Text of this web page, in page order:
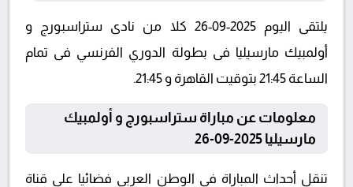
يلتقى اليوم 2025-09-26 كلا من نادى ستراسبورج و
أولمبيك مارسيليا فى بطولة الدوري الفرنسي فى تمام
الساعة 21:45 بتوقيت القاهرة و 21:45.
معلومات عن مباراة ستراسبورج و أولمبيك
مارسيليا 2025-09-26
تنقل أحداث المباراة في الوطن العربي فضائيا على قناة